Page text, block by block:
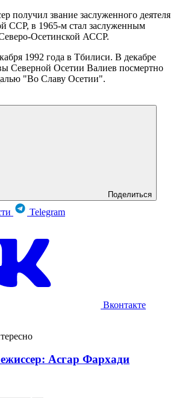
получил звание заслуженного деятеля
ССР, в 1965-м стал заслуженным
Осетинской АССР.
1992 года в Тбилиси. В декабре
Северной Осетии Валиев посмертно
"Во Славу Осетии".
Поделиться
Telegram
Вконтакте
Асгар Фархади